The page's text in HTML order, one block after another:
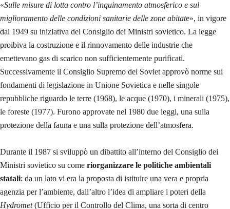
«Sulle misure di lotta contro l’inquinamento atmosferico e sul
miglioramento delle condizioni sanitarie delle zone abitate», in vigore
dal 1949 su iniziativa del Consiglio dei Ministri sovietico. La legge
proibiva la costruzione e il rinnovamento delle industrie che
emettevano gas di scarico non sufficientemente purificati.
Successivamente il Consiglio Supremo dei Soviet approvò norme sui
fondamenti di legislazione in Unione Sovietica e nelle singole
repubbliche riguardo le terre (1968), le acque (1970), i minerali (1975),
le foreste (1977). Furono approvate nel 1980 due leggi, una sulla
protezione della fauna e una sulla protezione dell’atmosfera.
Durante il 1987 si sviluppò un dibattito all’interno del Consiglio dei
Ministri sovietico su come riorganizzare le politiche ambientali
statali: da un lato vi era la proposta di istituire una vera e propria
agenzia per l’ambiente, dall’altro l’idea di ampliare i poteri della
Hydromet(Ufficio per il Controllo del Clima, una sorta di centro